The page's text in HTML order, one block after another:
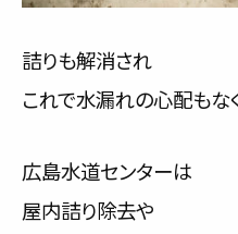
詰りも解消され
これで水漏れの心配もな
広島水道センターは
屋内詰り除去や